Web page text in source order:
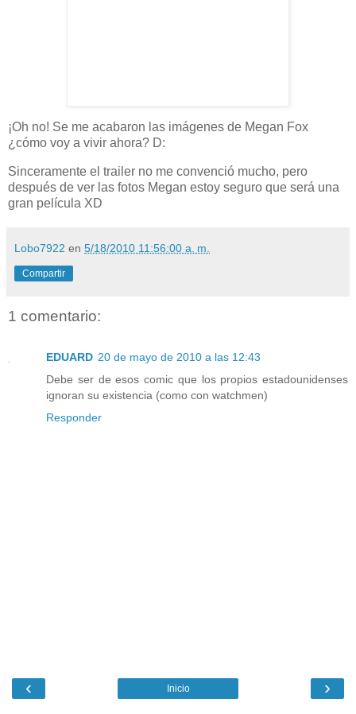
¡Oh no! Se me acabaron las imágenes de Megan Fox
¿cómo voy a vivir ahora? D:
Sinceramente el trailer no me convenció mucho, pero
después de ver las fotos Megan estoy seguro que será una
gran película XD
Lobo7922 en 5/18/2010 11:56:00 a. m.
Compartir
1 comentario:
EDUARD 20 de mayo de 2010 a las 12:43
Debe ser de esos comic que los propios estadounidenses
ignoran su existencia (como con watchmen)
Responder
‹ ›
Inicio